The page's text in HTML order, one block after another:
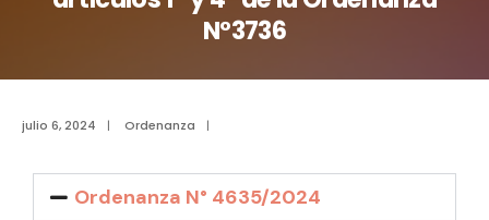
N°3736
julio 6, 2024 | Ordenanza |
Ordenanza N° 4635/2024